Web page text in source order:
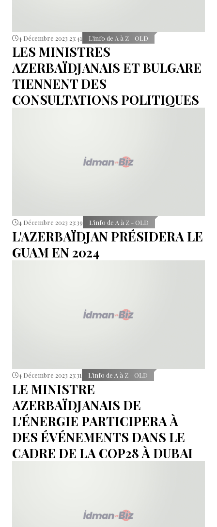
4 Décembre 2023 23:41 L’info de A à Z - OLD
LES MINISTRES
AZERBAÏDJANAIS ET BULGARE
TIENNENT DES
CONSULTATIONS POLITIQUES
4 Décembre 2023 23:39 L’info de A à Z - OLD
L'AZERBAÏDJAN PRÉSIDERA LE
GUAM EN 2024
4 Décembre 2023 23:31 L’info de A à Z - OLD
LE MINISTRE
AZERBAÏDJANAIS DE
L'ÉNERGIE PARTICIPERA À
DES ÉVÉNEMENTS DANS LE
CADRE DE LA COP28 À DUBAI